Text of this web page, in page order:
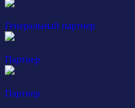
Генеральный партнер
Партнер
Партнер